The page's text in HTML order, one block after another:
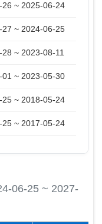
~ 2025-06-24
~ 2024-06-25
~ 2023-08-11
~ 2023-05-30
~ 2018-05-24
~ 2017-05-24
06-25 ~ 2027-